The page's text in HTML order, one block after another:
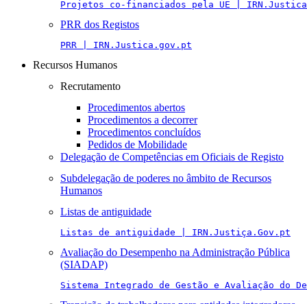
Projetos co-financiados pela UE |
PRR dos Registos
PRR | IRN.Justica.gov.pt
Recursos Humanos
Recrutamento
Procedimentos abertos
Procedimentos a decorrer
Procedimentos concluídos
Pedidos de Mobilidade
Delegação de Competências em Oficiais de Registo
Subdelegação de poderes no âmbito de Recursos
Humanos
Listas de antiguidade
Listas de antiguidade | IRN.Justiça.Gov.pt
Avaliação do Desempenho na Administração Pública
(SIADAP)
Sistema Integrado de Gestão e Avaliação do